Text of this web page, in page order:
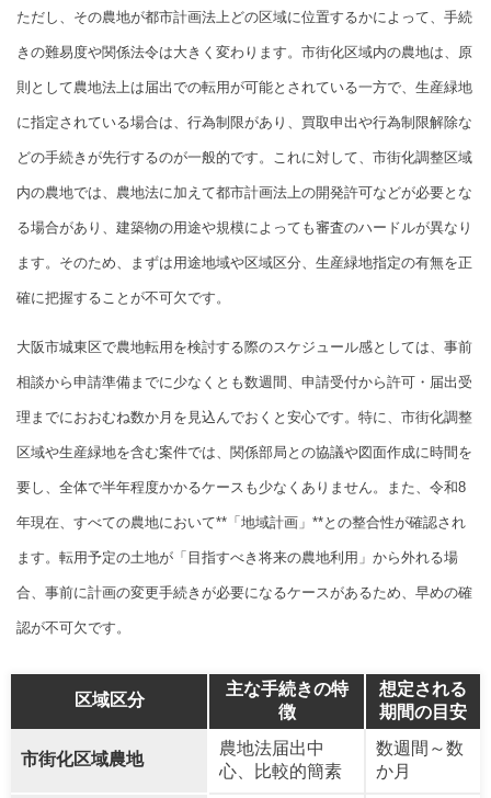
ただし、その農地が都市計画法上どの区域に位置するかによって、手続
きの難易度や関係法令は大きく変わります。市街化区域内の農地は、原
則として農地法上は届出での転用が可能とされている一方で、生産緑地
に指定されている場合は、行為制限があり、買取申出や行為制限解除な
どの手続きが先行するのが一般的です。これに対して、市街化調整区域
内の農地では、農地法に加えて都市計画法上の開発許可などが必要とな
る場合があり、建築物の用途や規模によっても審査のハードルが異なり
ます。そのため、まずは用途地域や区域区分、生産緑地指定の有無を正
確に把握することが不可欠です。
大阪市城東区で農地転用を検討する際のスケジュール感としては、事前
相談から申請準備までに少なくとも数週間、申請受付から許可・届出受
理までにおおむね数か月を見込んでおくと安心です。特に、市街化調整
区域や生産緑地を含む案件では、関係部局との協議や図面作成に時間を
要し、全体で半年程度かかるケースも少なくありません。また、令和8
年現在、すべての農地において**「地域計画」**との整合性が確認され
ます。転用予定の土地が「目指すべき将来の農地利用」から外れる場
合、事前に計画の変更手続きが必要になるケースがあるため、早めの確
認が不可欠です。
区域区分
主な手続きの特
徴
想定される
期間の目安
市街化区域農地
農地法届出中
心、比較的簡素
数週間～数
か月